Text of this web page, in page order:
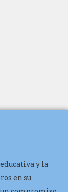
y la
en su